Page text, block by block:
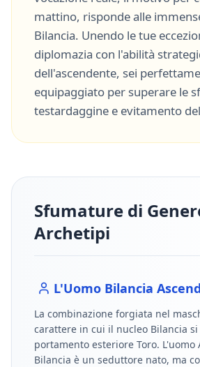
mattino, risponde alle
Bilancia. Unendo le tue
diplomazia con l'abilità
dell'ascendente, sei
equipaggiato per superare le
testardaggine e evitamento
Sfumature di
Archetipi
L'Uomo Bilancia
La combinazione forgiata nel
carattere in cui il nucleo Bilancia
portamento esteriore Toro. L'uomo
Bilancia è un seduttore nato, ma